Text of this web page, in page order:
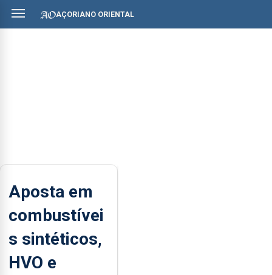
AÇORIANO ORIENTAL
Aposta em
combustívei
s sintéticos,
HVO e